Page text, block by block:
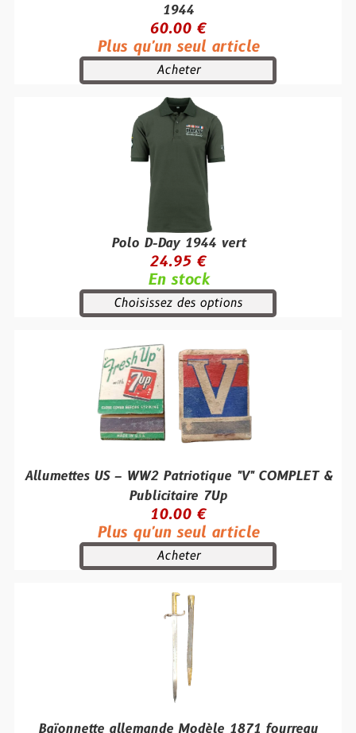
1944
60.00 €
Plus qu'un seul article
Acheter
Polo D-Day 1944 vert
24.95 €
En stock
Choisissez des options
Allumettes US – WW2 Patriotique "V" COMPLET &
Publicitaire 7Up
10.00 €
Plus qu'un seul article
Acheter
Baïonnette allemande Modèle 1871 fourreau